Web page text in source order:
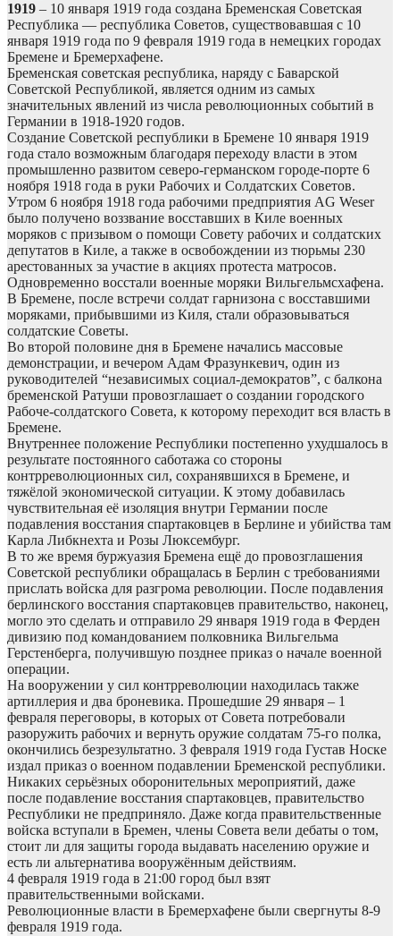
1919 – 10 января 1919 года создана Бременская Советская
Республика — республика Советов, существовавшая с 10
января 1919 года по 9 февраля 1919 года в немецких городах
Бремене и Бремерхафене.
Бременская советская республика, наряду с Баварской
Советской Республикой, является одним из самых
значительных явлений из числа революционных событий в
Германии в 1918-1920 годов.
Создание Советской республики в Бремене 10 января 1919
года стало возможным благодаря переходу власти в этом
промышленно развитом северо-германском городе-порте 6
ноября 1918 года в руки Рабочих и Солдатских Советов.
Утром 6 ноября 1918 года рабочими предприятия AG Weser
было получено воззвание восставших в Киле военных
моряков с призывом о помощи Совету рабочих и солдатских
депутатов в Киле, а также в освобождении из тюрьмы 230
арестованных за участие в акциях протеста матросов.
Одновременно восстали военные моряки Вильгельмсхафена.
В Бремене, после встречи солдат гарнизона с восставшими
моряками, прибывшими из Киля, стали образовываться
солдатские Советы.
Во второй половине дня в Бремене начались массовые
демонстрации, и вечером Адам Фразункевич, один из
руководителей “независимых социал-демократов”, с балкона
бременской Ратуши провозглашает о создании городского
Рабоче-солдатского Совета, к которому переходит вся власть в
Бремене.
Внутреннее положение Республики постепенно ухудшалось в
результате постоянного саботажа со стороны
контрреволюционных сил, сохранявшихся в Бремене, и
тяжёлой экономической ситуации. К этому добавилась
чувствительная её изоляция внутри Германии после
подавления восстания спартаковцев в Берлине и убийства там
Карла Либкнехта и Розы Люксембург.
В то же время буржуазия Бремена ещё до провозглашения
Советской республики обращалась в Берлин с требованиями
прислать войска для разгрома революции. После подавления
берлинского восстания спартаковцев правительство, наконец,
могло это сделать и отправило 29 января 1919 года в Ферден
дивизию под командованием полковника Вильгельма
Герстенберга, получившую позднее приказ о начале военной
операции.
На вооружении у сил контрреволюции находилась также
артиллерия и два броневика. Прошедшие 29 января – 1
февраля переговоры, в которых от Совета потребовали
разоружить рабочих и вернуть оружие солдатам 75-го полка,
окончились безрезультатно. 3 февраля 1919 года Густав Носке
издал приказ о военном подавлении Бременской республики.
Никаких серьёзных оборонительных мероприятий, даже
после подавление восстания спартаковцев, правительство
Республики не предприняло. Даже когда правительственные
войска вступали в Бремен, члены Совета вели дебаты о том,
стоит ли для защиты города выдавать населению оружие и
есть ли альтернатива вооружённым действиям.
4 февраля 1919 года в 21:00 город был взят
правительственными войсками.
Революционные власти в Бремерхафене были свергнуты 8-9
февраля 1919 года.